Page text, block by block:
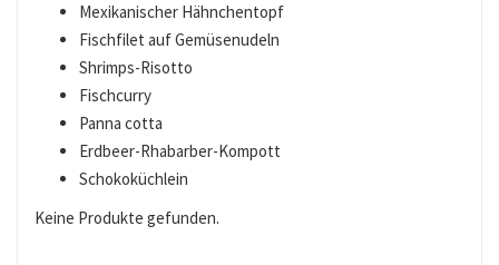
Mexikanischer Hähnchentopf
Fischfilet auf Gemüsenudeln
Shrimps-Risotto
Fischcurry
Panna cotta
Erdbeer-Rhabarber-Kompott
Schokoküchlein
Keine Produkte gefunden.